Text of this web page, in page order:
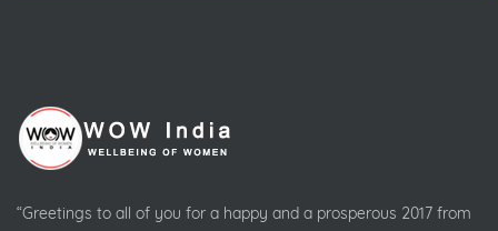
“Greetings to all of you for a happy and a prosperous 2017 from